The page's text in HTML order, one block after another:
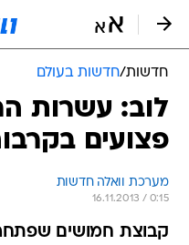
חדשות/חדשות בעולם
לוב: עשרות
פצועים
מערכת וואלה חדשות
16.11.2013 / 0:15
קבוצת חמושים